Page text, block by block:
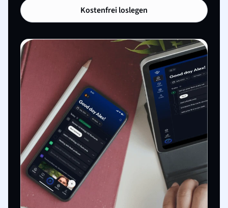
Kostenfrei loslegen